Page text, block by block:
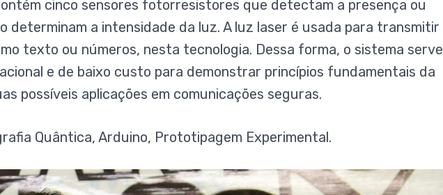
cinco sensores fotorresistores que detectam a presença ou
determinam a intensidade da luz. A luz laser é usada para transmitir
texto ou números, nesta tecnologia. Dessa forma, o sistema serve
e de baixo custo para demonstrar princípios fundamentais da
possíveis aplicações em comunicações seguras.
Quântica, Arduino, Prototipagem Experimental.